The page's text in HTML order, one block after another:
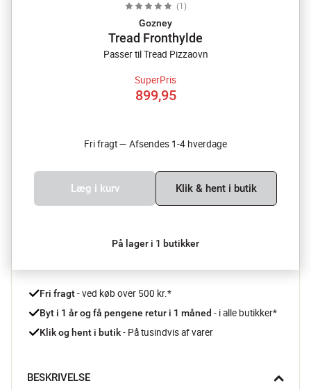
(1 )
Gozney
Tread Fronthylde
Passer til Tread Pizzaovn
SuperPris
899,95
Fri fragt — Afsendes 1-4 hverdage
Læg i kurv Klik & hent i butik
På lager i 1 butikker
Fri fragt - ved køb over 500 kr.*
Byt i 1 år og få pengene retur i 1 måned - i alle butikker*
Klik og hent i butik - På tusindvis af varer
BESKRIVELSE